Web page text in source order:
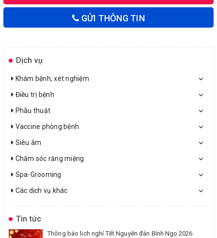
GỬI THÔNG TIN
Dịch vụ
Khám bệnh, xét nghiệm
Điều trị bệnh
Phẫu thuật
Vaccine phòng bệnh
Siêu âm
Chăm sóc răng miệng
Spa-Grooming
Các dịch vụ khác
Tin tức
Thông báo lịch nghỉ Tết Nguyên đán Bính Ngọ 2026